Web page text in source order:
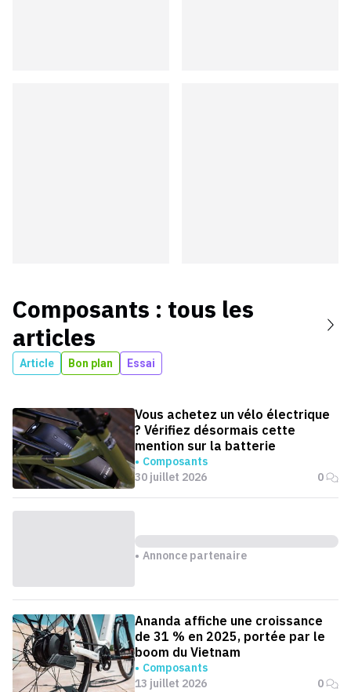
Composants : tous les
articles
Article Bon plan Essai
Vous achetez un vélo électrique
? Vérifiez désormais cette
mention sur la batterie
Composants
30 juillet 2026
0
Annonce partenaire
Ananda affiche une croissance
de 31 % en 2025, portée par le
boom du Vietnam
Composants
13 juillet 2026
0